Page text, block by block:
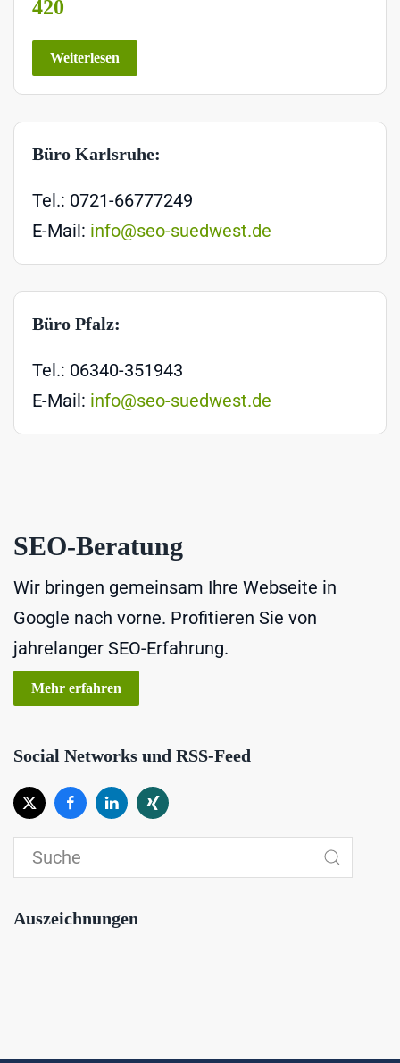
420
Weiterlesen
Büro Karlsruhe:
Tel.: 0721-66777249
E-Mail: info@seo-suedwest.de
Büro Pfalz:
Tel.: 06340-351943
E-Mail: info@seo-suedwest.de
SEO-Beratung
Wir bringen gemeinsam Ihre Webseite in
Google nach vorne. Profitieren Sie von
jahrelanger SEO-Erfahrung.
Mehr erfahren
Social Networks und RSS-Feed
Auszeichnungen